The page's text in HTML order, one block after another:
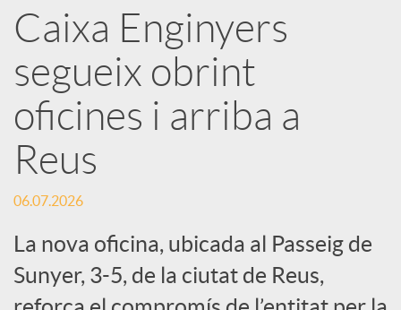
a
r
x
e
s
Caixa Enginyers
segueix obrint
oficines i arriba a
Reus
06.07.2026
La nova oficina, ubicada al Passeig de
Sunyer, 3-5, de la ciutat de Reus,